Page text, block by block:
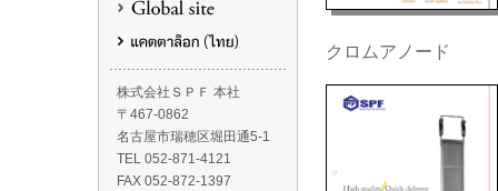
クロムアノード
株式会社ＳＰＦ 本社
〒467-0862
名古屋市瑞穂区堀田通5-1
TEL 052-871-4121
FAX 052-872-1397